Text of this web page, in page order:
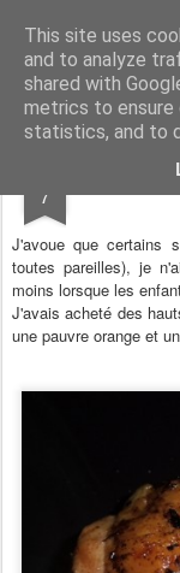
This site uses
and to analyze
shared with
metrics to ensure
statistics, and to
Aux papilles
7
J'avoue que certains
toutes pareilles), je
moins lorsque les
J'avais acheté des
une pauvre orange et